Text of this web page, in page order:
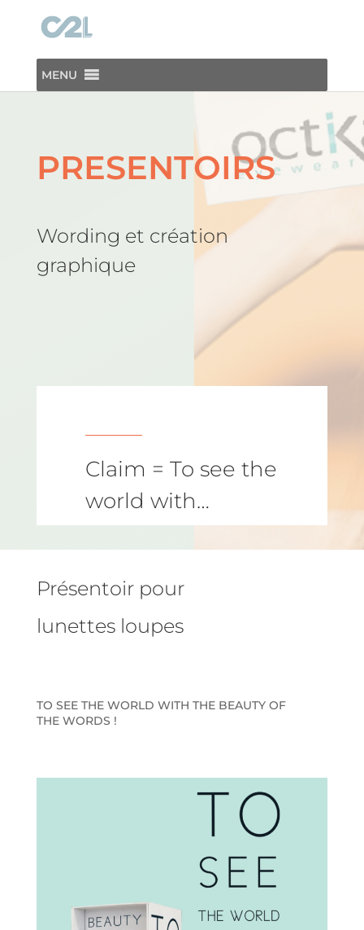
MENU
PRESENTOIRS
Wording et création
graphique
Claim = To see the
world with…
Présentoir pour
lunettes loupes
TO SEE THE WORLD WITH THE BEAUTY OF
THE WORDS !